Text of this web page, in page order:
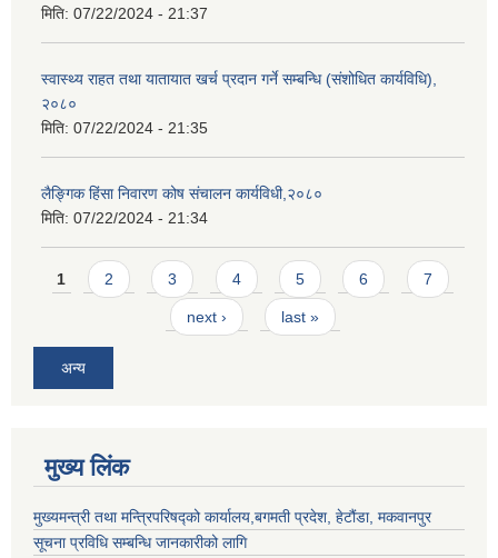
मिति: 07/22/2024 - 21:37
स्वास्थ्य राहत तथा यातायात खर्च प्रदान गर्ने सम्बन्धि (संशोधित कार्यविधि),
२०८०
मिति: 07/22/2024 - 21:35
लैङ्गिक हिंसा निवारण कोष संचालन कार्यविधी,२०८०
मिति: 07/22/2024 - 21:34
Pages
1 2 3 4 5 6 7
next › last »
अन्य
मुख्य लिंक
मुख्यमन्त्री तथा मन्त्रिपरिषद्को कार्यालय,बगमती प्रदेश, हेटौंडा, मकवानपुर
सूचना प्रविधि सम्बन्धि जानकारीको लागि